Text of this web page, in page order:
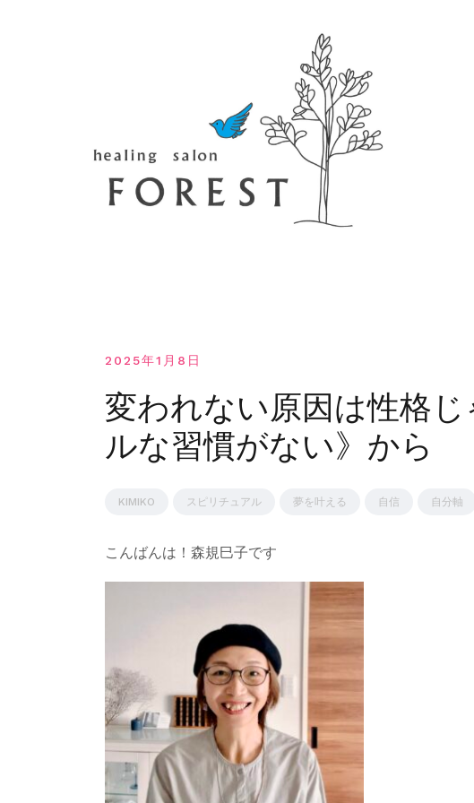
2025年1月8日
変われない原因は性格
ルな習慣がない》から
KIMIKO スピリチュアル 夢を叶える 自信 自分軸
こんばんは！森規巳子です